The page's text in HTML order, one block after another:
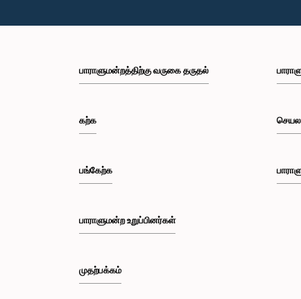
பாராளுமன்றத்திற்கு வருகை தருதல்
கற்க
பங்கேற்க
பாராளுமன்ற உறுப்பினர்கள்
முதற்பக்கம்